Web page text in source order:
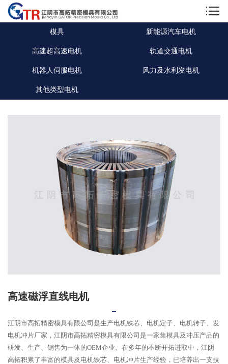
模具 新能源汽车电机
高速超高速电机 轨道交通电机
机器人伺服电机 风力及水利发电机
其他类型电机
高速磁浮直线电机
江阴市高拓精密模具有限公司是生产电机铁芯、电机定子、电机转子、发
电机冲片厂家，江阴市高拓精密模具有限公司是一家集模具及冲压产品的
研发、生产、销售为一体的OEM企业。在多年的不断开拓进取中，江阴
高拓积累了丰富的模具及电机铁芯、电机冲片生产经验，已培养出一支技